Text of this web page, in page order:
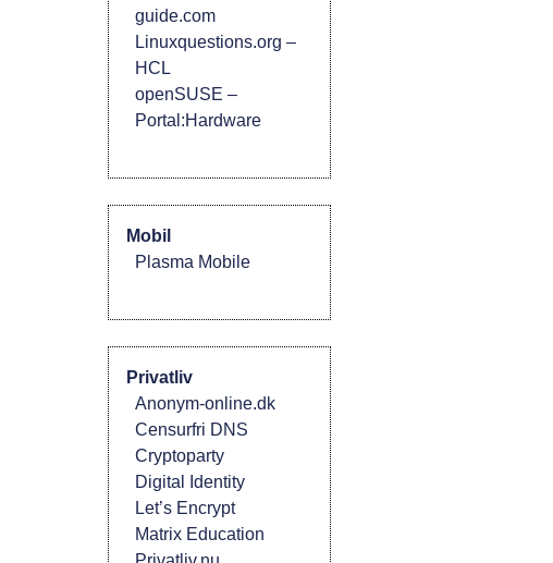
guide.com
Linuxquestions.org –
HCL
openSUSE –
Portal:Hardware
Mobil
Plasma Mobile
Privatliv
Anonym-online.dk
Censurfri DNS
Cryptoparty
Digital Identity
Let’s Encrypt
Matrix Education